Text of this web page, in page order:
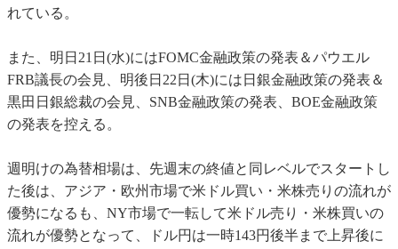
れている。
また、明日21日(水)にはFOMC金融政策の発表＆パウエル
FRB議長の会見、明後日22日(木)には日銀金融政策の発表＆
黒田日銀総裁の会見、SNB金融政策の発表、BOE金融政策
の発表を控える。
週明けの為替相場は、先週末の終値と同レベルでスタートし
た後は、アジア・欧州市場で米ドル買い・米株売りの流れが
優勢になるも、NY市場で一転して米ドル売り・米株買いの
流れが優勢となって、ドル円は一時143円後半まで上昇後に